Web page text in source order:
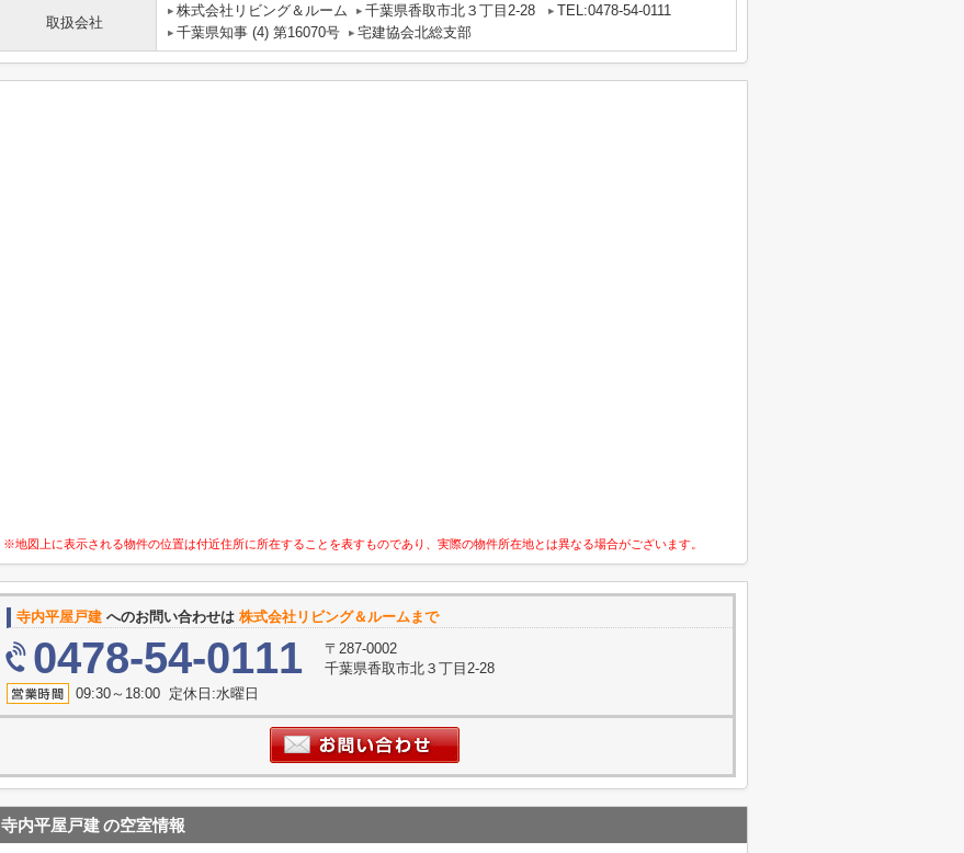
取扱会社
株式会社リビング＆ルーム 千葉県香取市北３丁目2-28
TEL:0478-54-0111
千葉県知事 (4) 第16070号
宅建協会北総支部
※地図上に表示される物件の位置は付近住所に所在することを表すものであり、実際の物件所在地とは異なる場合がございます。
寺内平屋戸建 へのお問い合わせは 株式会社リビング＆ルームまで
0478-54-0111
〒287-0002
千葉県香取市北３丁目2-28
09:30～18:00 定休日:水曜日
寺内平屋戸建の空室情報